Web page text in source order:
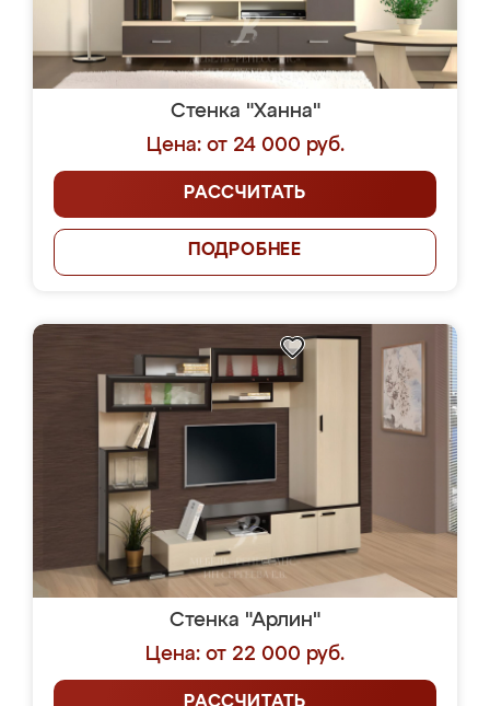
Стенка "Ханна"
Цена: от 24 000 руб.
РАССЧИТАТЬ
ПОДРОБНЕЕ
Стенка "Арлин"
Цена: от 22 000 руб.